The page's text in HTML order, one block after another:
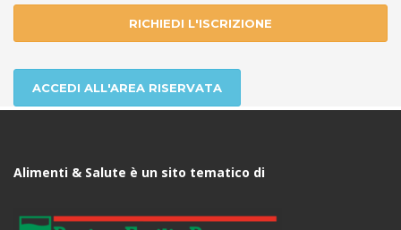
RICHIEDI L'ISCRIZIONE
ACCEDI ALL'AREA RISERVATA
Alimenti & Salute è un sito tematico di